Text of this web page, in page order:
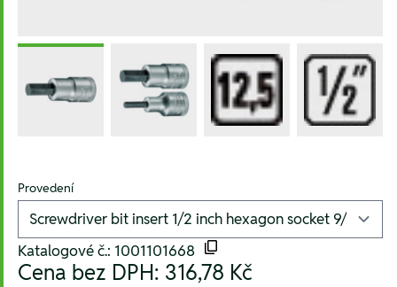
Provedení
Katalogové č.: 1001101668
Cena bez DPH: 316,78 Kč